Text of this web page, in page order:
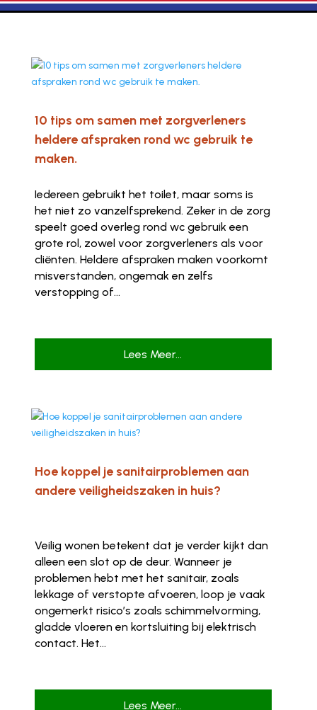
10 tips om samen met zorgverleners
heldere afspraken rond wc gebruik te
maken.
Iedereen gebruikt het toilet, maar soms is
het niet zo vanzelfsprekend. Zeker in de zorg
speelt goed overleg rond wc gebruik een
grote rol, zowel voor zorgverleners als voor
cliënten. Heldere afspraken maken voorkomt
misverstanden, ongemak en zelfs
verstopping of...
Lees Meer...
Hoe koppel je sanitairproblemen aan
andere veiligheidszaken in huis?
Veilig wonen betekent dat je verder kijkt dan
alleen een slot op de deur. Wanneer je
problemen hebt met het sanitair, zoals
lekkage of verstopte afvoeren, loop je vaak
ongemerkt risico’s zoals schimmelvorming,
gladde vloeren en kortsluiting bij elektrisch
contact. Het...
Lees Meer...